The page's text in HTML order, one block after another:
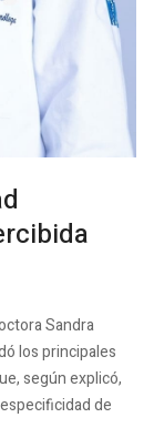
Sandra
los principales
según explicó,
de